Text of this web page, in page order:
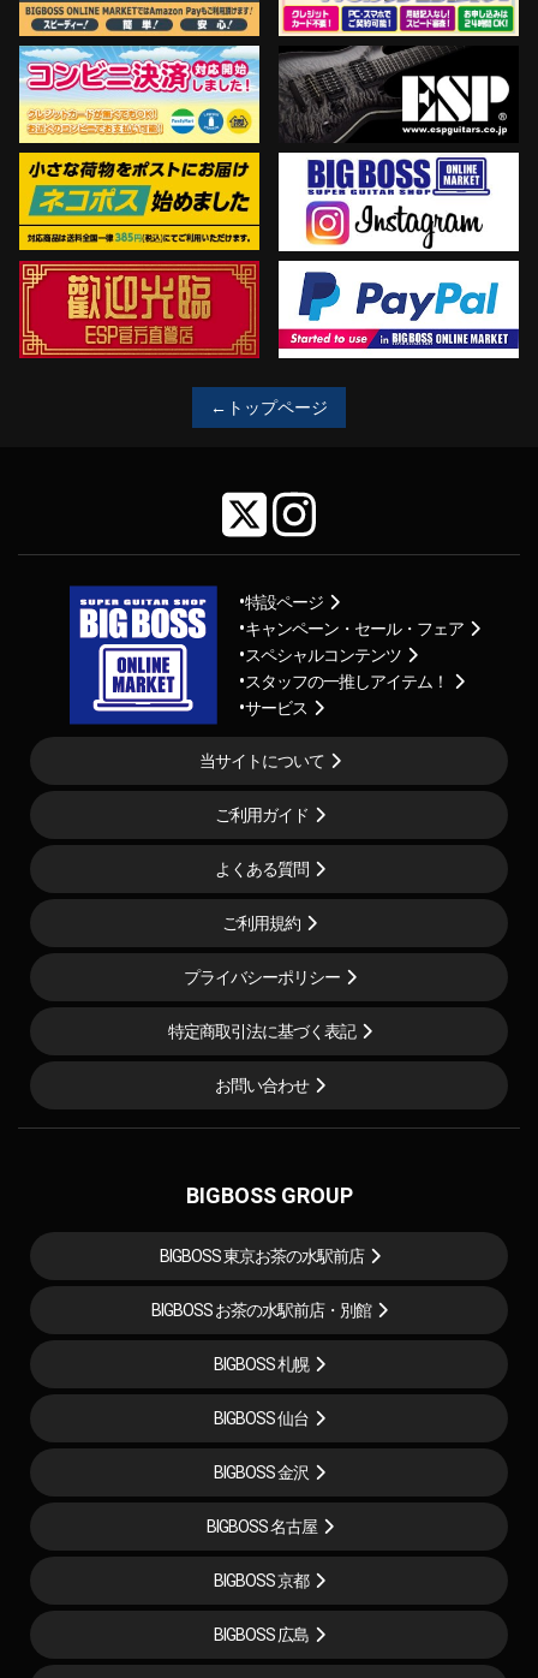
←トップページ
特設ページ
キャンペーン・セール・フェア
スペシャルコンテンツ
スタッフの一推しアイテム！
サービス
当サイトについて
ご利用ガイド
よくある質問
ご利用規約
プライバシーポリシー
特定商取引法に基づく表記
お問い合わせ
BIGBOSS GROUP
BIGBOSS 東京お茶の水駅前店
BIGBOSS お茶の水駅前店・別館
BIGBOSS 札幌
BIGBOSS 仙台
BIGBOSS 金沢
BIGBOSS 名古屋
BIGBOSS 京都
BIGBOSS 広島